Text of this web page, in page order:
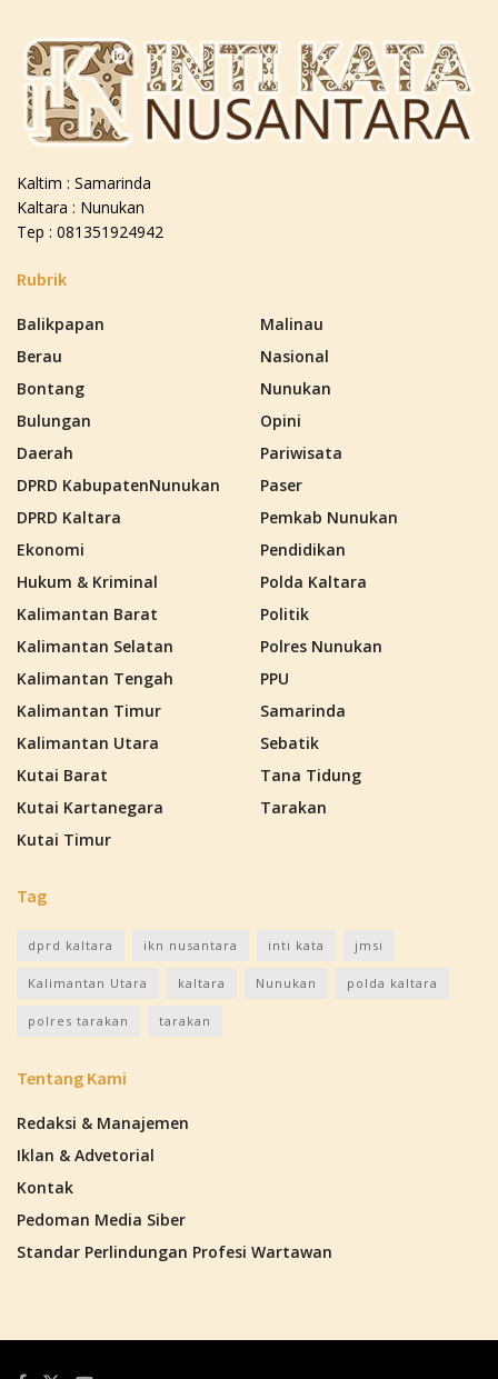
Kaltim : Samarinda
Kaltara : Nunukan
Tep : 081351924942
Rubrik
Balikpapan
Berau
Bontang
Bulungan
Daerah
DPRD KabupatenNunukan
DPRD Kaltara
Ekonomi
Hukum & Kriminal
Kalimantan Barat
Kalimantan Selatan
Kalimantan Tengah
Kalimantan Timur
Kalimantan Utara
Kutai Barat
Kutai Kartanegara
Kutai Timur
Malinau
Nasional
Nunukan
Opini
Pariwisata
Paser
Pemkab Nunukan
Pendidikan
Polda Kaltara
Politik
Polres Nunukan
PPU
Samarinda
Sebatik
Tana Tidung
Tarakan
Tag
dprd kaltara ikn nusantara inti kata jmsi
Kalimantan Utara kaltara Nunukan polda kaltara
polres tarakan tarakan
Tentang Kami
Redaksi & Manajemen
Iklan & Advetorial
Kontak
Pedoman Media Siber
Standar Perlindungan Profesi Wartawan